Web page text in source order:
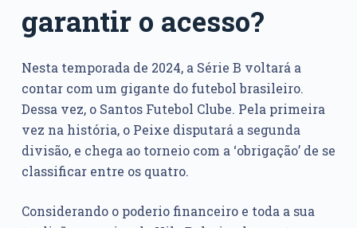
garantir o acesso?
Nesta temporada de 2024, a Série B voltará a
contar com um gigante do futebol brasileiro.
Dessa vez, o Santos Futebol Clube. Pela primeira
vez na história, o Peixe disputará a segunda
divisão, e chega ao torneio com a ‘obrigação’ de se
classificar entre os quatro.
Considerando o poderio financeiro e toda a sua